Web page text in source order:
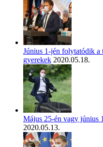
Június 1-jén folytatódik a
gyerekek 2020.05.18.
Május 25-én vagy június
2020.05.13.